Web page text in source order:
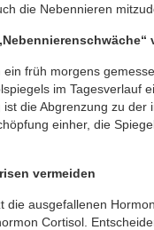
die Nebennieren
früh morgens
im Tagesverlauf
die Abgrenzung zu
einher, die
vermeiden
die ausgefallenen
Cortisol.